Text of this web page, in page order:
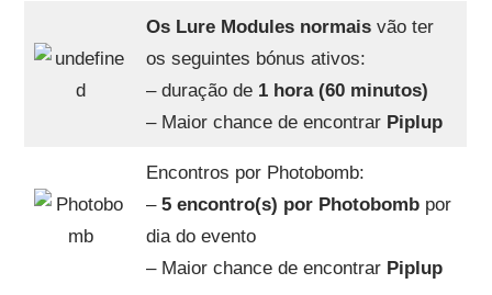
Os Lure Modules normais vão ter
os seguintes bónus ativos:
– duração de 1 hora (60 minutos)
– Maior chance de encontrar Piplup
Encontros por Photobomb:
–5 encontro(s) por Photobomb por
dia do evento
– Maior chance de encontrar Piplup